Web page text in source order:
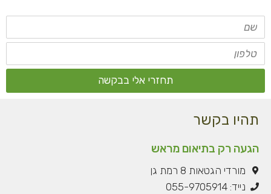
טלפון
תחזרי אלי בבקשה
תהיו בקשר
הגעה רק בתיאום מראש
מורדי הגטאות 8 רמת גן
נייד: 055-9705914